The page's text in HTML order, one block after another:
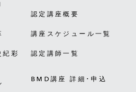
紀彩
認定講座概要
講座スケジュール一覧
認定講師一覧
BMD講座 詳細･申込